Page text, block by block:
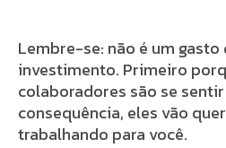
Lembre-se: não é um gasto
investimento. Primeiro
colaboradores são se
consequência, eles vão
trabalhando para você.